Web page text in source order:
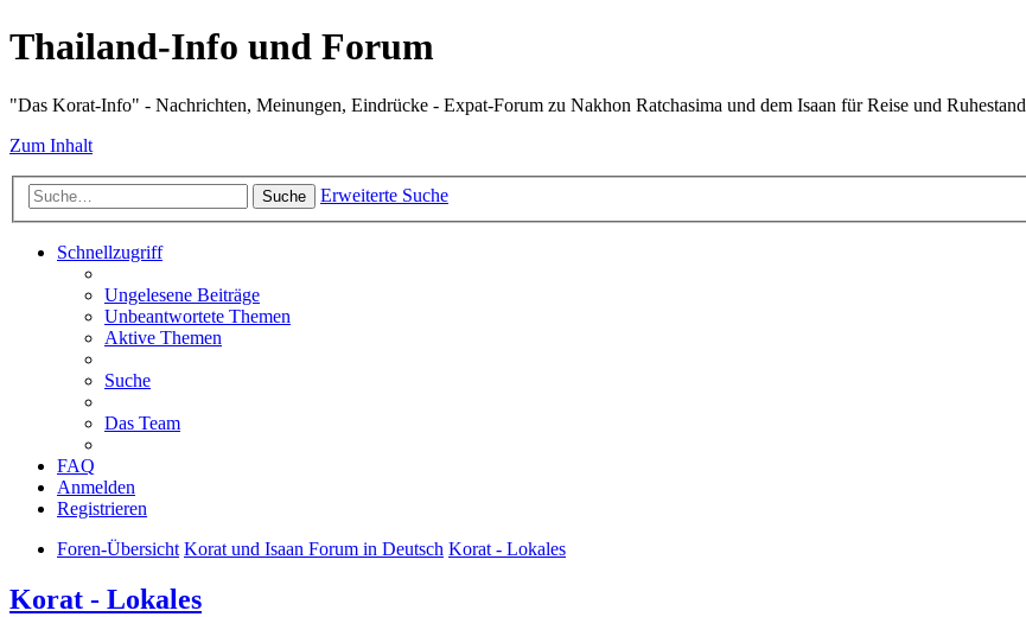
Thailand-Info und Forum
"Das Korat-Info" - Nachrichten, Meinungen, Eindrücke - Expat-Forum zu Nakhon Ratchasima und dem Isaan für Reise und Ruhestand
Zum Inhalt
Suche Erweiterte Suche
Schnellzugriff
Ungelesene Beiträge
Unbeantwortete Themen
Aktive Themen
Suche
Das Team
FAQ
Anmelden
Registrieren
Foren-Übersicht Korat und Isaan Forum in Deutsch Korat - Lokales
Korat - Lokales